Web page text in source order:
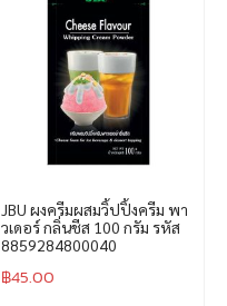
JBU ผงครีมผสมวิ้ปปิ้งครีม พา
วเดอร์ กลิ่นชีส 100 กรัม รหัส
8859284800040
฿45.00